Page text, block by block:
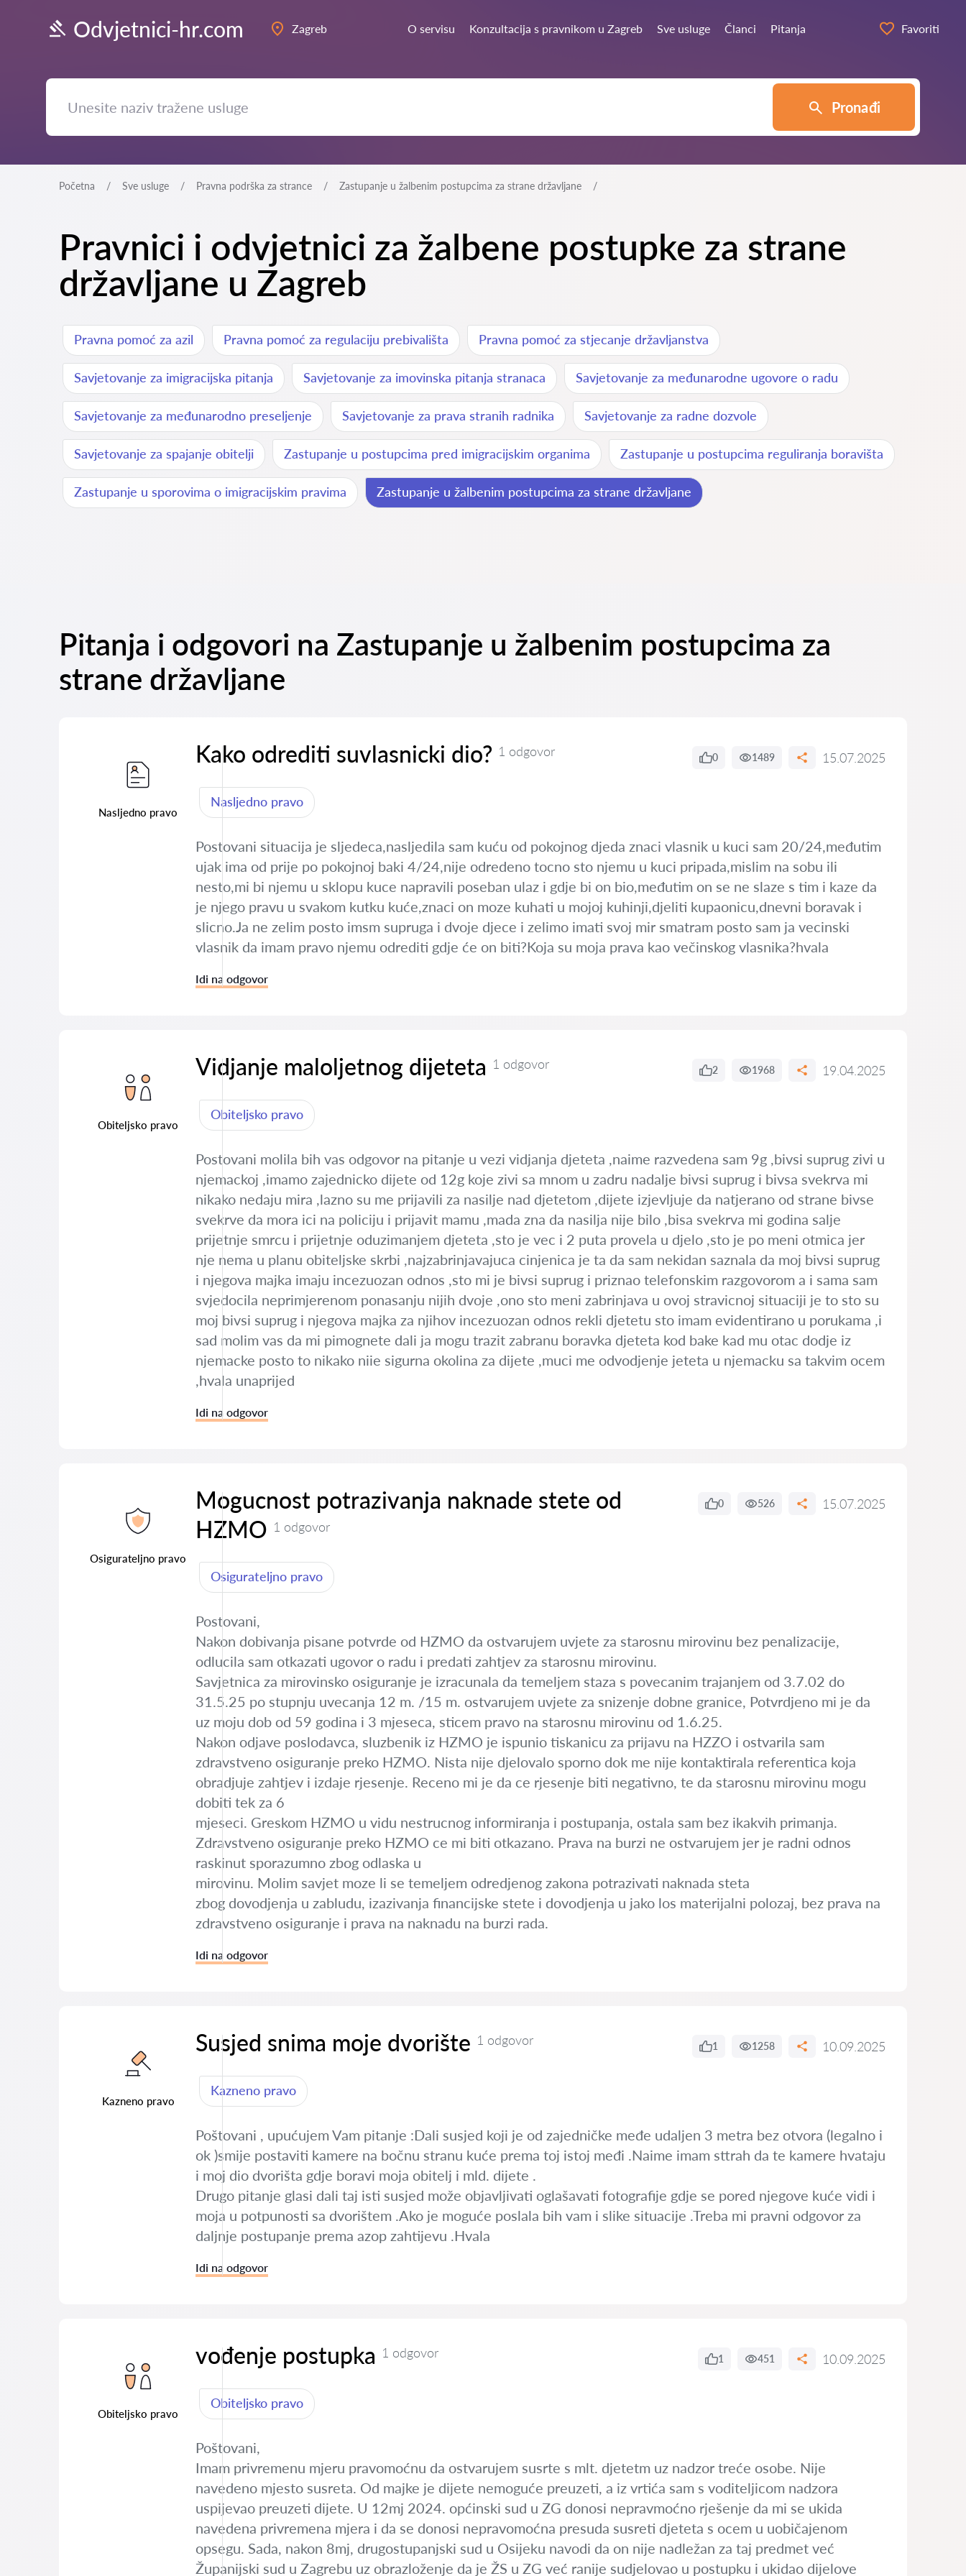
Odvjetnici-hr.com Zagreb O servisu Konzultacija s pravnikom u Zagreb Sve usluge Članci Pitanja Favoriti
Pronađi
Početna Sve usluge Pravna podrška za strance Zastupanje u žalbenim postupcima za strane državljane
Pravnici i odvjetnici za žalbene postupke za strane
državljane u Zagreb
Pravna pomoć za azil Pravna pomoć za regulaciju prebivališta Pravna pomoć za stjecanje državljanstva
Savjetovanje za imigracijska pitanja Savjetovanje za imovinska pitanja stranaca Savjetovanje za međunarodne ugovore o radu
Savjetovanje za međunarodno preseljenje Savjetovanje za prava stranih radnika Savjetovanje za radne dozvole
Savjetovanje za spajanje obitelji Zastupanje u postupcima pred imigracijskim organima Zastupanje u postupcima reguliranja boravišta
Zastupanje u sporovima o imigracijskim pravima Zastupanje u žalbenim postupcima za strane državljane
Pitanja i odgovori na Zastupanje u žalbenim postupcima za
strane državljane
Nasljedno pravo
Kako odrediti suvlasnicki dio? 1 odgovor 0 1489 15.07.2025
Nasljedno pravo
Postovani situacija je sljedeca,nasljedila sam kuću od pokojnog djeda znaci vlasnik u kuci sam 20/24,međutim
ujak ima od prije po pokojnoj baki 4/24,nije odredeno tocno sto njemu u kuci pripada,mislim na sobu ili
nesto,mi bi njemu u sklopu kuce napravili poseban ulaz i gdje bi on bio,međutim on se ne slaze s tim i kaze da
je njego pravu u svakom kutku kuće,znaci on moze kuhati u mojoj kuhinji,djeliti kupaonicu,dnevni boravak i
slicno.Ja ne zelim posto imsm supruga i dvoje djece i zelimo imati svoj mir smatram posto sam ja vecinski
vlasnik da imam pravo njemu odrediti gdje će on biti?Koja su moja prava kao večinskog vlasnika?hvala
Idi na odgovor
Obiteljsko pravo
Vidjanje maloljetnog dijeteta 1 odgovor 2 1968 19.04.2025
Obiteljsko pravo
Postovani molila bih vas odgovor na pitanje u vezi vidjanja djeteta ,naime razvedena sam 9g ,bivsi suprug zivi u
njemackoj ,imamo zajednicko dijete od 12g koje zivi sa mnom u zadru nadalje bivsi suprug i bivsa svekrva mi
nikako nedaju mira ,lazno su me prijavili za nasilje nad djetetom ,dijete izjevljuje da natjerano od strane bivse
svekrve da mora ici na policiju i prijavit mamu ,mada zna da nasilja nije bilo ,bisa svekrva mi godina salje
prijetnje smrcu i prijetnje oduzimanjem djeteta ,sto je vec i 2 puta provela u djelo ,sto je po meni otmica jer
nje nema u planu obiteljske skrbi ,najzabrinjavajuca cinjenica je ta da sam nekidan saznala da moj bivsi suprug
i njegova majka imaju incezuozan odnos ,sto mi je bivsi suprug i priznao telefonskim razgovorom a i sama sam
svjedocila neprimjerenom ponasanju nijih dvoje ,ono sto meni zabrinjava u ovoj stravicnoj situaciji je to sto su
moj bivsi suprug i njegova majka za njihov incezuozan odnos rekli djetetu sto imam evidentirano u porukama ,i
sad molim vas da mi pimognete dali ja mogu trazit zabranu boravka djeteta kod bake kad mu otac dodje iz
njemacke posto to nikako niie sigurna okolina za dijete ,muci me odvodjenje jeteta u njemacku sa takvim ocem
,hvala unaprijed
Idi na odgovor
Osigurateljno pravo
Mogucnost potrazivanja naknade stete od
HZMO 1 odgovor
0 526 15.07.2025
Osigurateljno pravo
Postovani,
Nakon dobivanja pisane potvrde od HZMO da ostvarujem uvjete za starosnu mirovinu bez penalizacije,
odlucila sam otkazati ugovor o radu i predati zahtjev za starosnu mirovinu.
Savjetnica za mirovinsko osiguranje je izracunala da temeljem staza s povecanim trajanjem od 3.7.02 do
31.5.25 po stupnju uvecanja 12 m. /15 m. ostvarujem uvjete za snizenje dobne granice, Potvrdjeno mi je da
uz moju dob od 59 godina i 3 mjeseca, sticem pravo na starosnu mirovinu od 1.6.25.
Nakon odjave poslodavca, sluzbenik iz HZMO je ispunio tiskanicu za prijavu na HZZO i ostvarila sam
zdravstveno osiguranje preko HZMO. Nista nije djelovalo sporno dok me nije kontaktirala referentica koja
obradjuje zahtjev i izdaje rjesenje. Receno mi je da ce rjesenje biti negativno, te da starosnu mirovinu mogu
dobiti tek za 6
mjeseci. Greskom HZMO u vidu nestrucnog informiranja i postupanja, ostala sam bez ikakvih primanja.
Zdravstveno osiguranje preko HZMO ce mi biti otkazano. Prava na burzi ne ostvarujem jer je radni odnos
raskinut sporazumno zbog odlaska u
mirovinu. Molim savjet moze li se temeljem odredjenog zakona potrazivati naknada steta
zbog dovodjenja u zabludu, izazivanja financijske stete i dovodjenja u jako los materijalni polozaj, bez prava na
zdravstveno osiguranje i prava na naknadu na burzi rada.
Idi na odgovor
Kazneno pravo
Susjed snima moje dvorište 1 odgovor 1 1258 10.09.2025
Kazneno pravo
Poštovani , upućujem Vam pitanje :Dali susjed koji je od zajedničke međe udaljen 3 metra bez otvora (legalno i
ok )smije postaviti kamere na bočnu stranu kuće prema toj istoj međi .Naime imam sttrah da te kamere hvataju
i moj dio dvorišta gdje boravi moja obitelj i mld. dijete .
Drugo pitanje glasi dali taj isti susjed može objavljivati oglašavati fotografije gdje se pored njegove kuće vidi i
moja u potpunosti sa dvorištem .Ako je moguće poslala bih vam i slike situacije .Treba mi pravni odgovor za
daljnje postupanje prema azop zahtijevu .Hvala
Idi na odgovor
Obiteljsko pravo
vođenje postupka 1 odgovor 1 451 10.09.2025
Obiteljsko pravo
Poštovani,
Imam privremenu mjeru pravomoćnu da ostvarujem susrte s mlt. djetetm uz nadzor treće osobe. Nije
navedeno mjesto susreta. Od majke je dijete nemoguće preuzeti, a iz vrtića sam s voditeljicom nadzora
uspijevao preuzeti dijete. U 12mj 2024. općinski sud u ZG donosi nepravmoćno rješenje da mi se ukida
navedena privremena mjera i da se donosi nepravomoćna presuda susreti djeteta s ocem u uobičajenom
opsegu. Sada, nakon 8mj, drugostupanjski sud u Osijeku navodi da on nije nadležan za taj predmet već
Županijski sud u Zagrebu uz obrazloženje da je ŽS u ZG već ranije sudjelovao u postupku i ukidao dijelove